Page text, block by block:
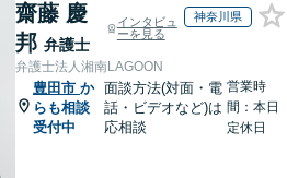
齋藤 慶
邦 弁護士
インタビュ
ーを見る
神奈川県
弁護士法人湘南LAGOON
豊田市 か
らも相談
受付中
面談方法(対面・電
話・ビデオなど)は
応相談
営業時
間：本日
定休日